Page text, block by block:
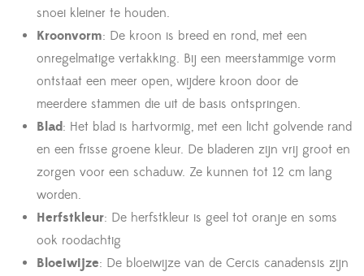
snoei kleiner te houden.
Kroonvorm: De kroon is breed en rond, met een
onregelmatige vertakking. Bij een meerstammige vorm
ontstaat een meer open, wijdere kroon door de
meerdere stammen die uit de basis ontspringen.
Blad: Het blad is hartvormig, met een licht golvende rand
en een frisse groene kleur. De bladeren zijn vrij groot en
zorgen voor een schaduw. Ze kunnen tot 12 cm lang
worden.
Herfstkleur: De herfstkleur is geel tot oranje en soms
ook roodachtig
Bloeiwijze: De bloeiwijze van de Cercis canadensis zijn